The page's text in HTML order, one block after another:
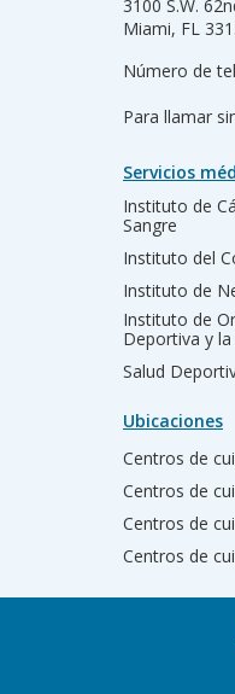
3100 S.W.
Miami, FL
Número de
Para llamar
Servicios
Instituto de
Sangre
Instituto del
Instituto de
Instituto de
Deportiva y
Salud
Ubicaciones
Centros de
Centros de
Centros de
Centros de